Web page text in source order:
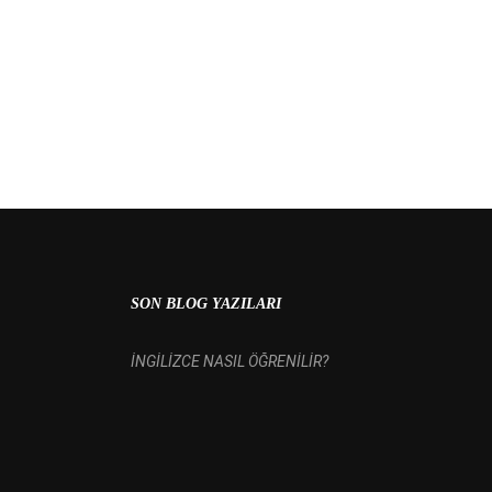
SON BLOG YAZILARI
İNGİLİZCE NASIL ÖĞRENİLİR?